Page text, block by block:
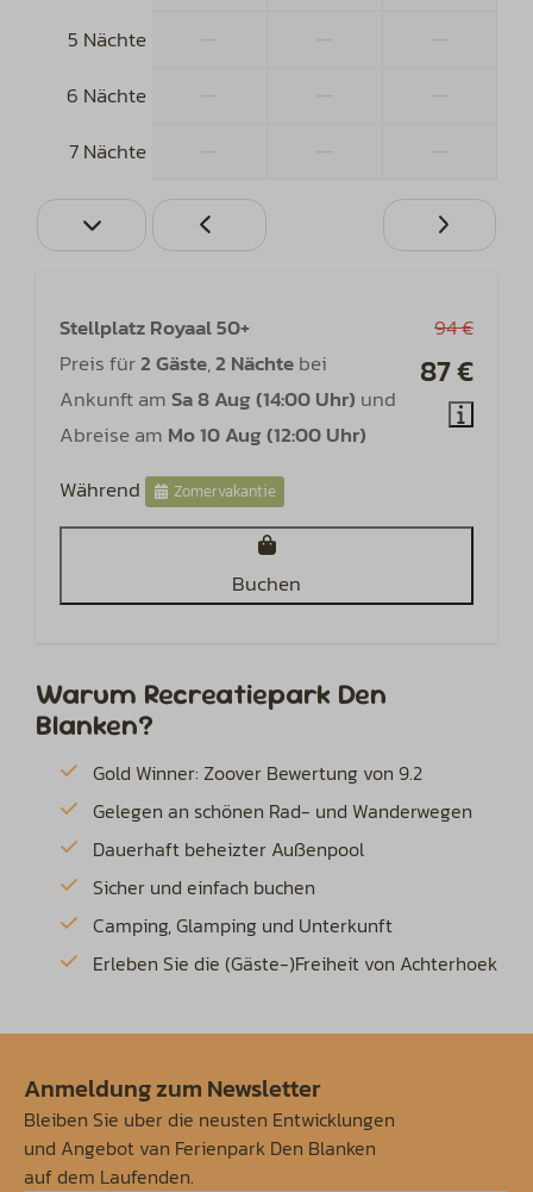
5 Nächte
6 Nächte
7 Nächte
94 €
87 €
Stellplatz Royaal 50+
Preis für2 Gäste,2 Nächtebei
Ankunft amSa 8 Aug (14:00 Uhr) und
Abreise am Mo 10 Aug (12:00 Uhr)
Während
Zomervakantie
Buchen
Warum Recreatiepark Den
Blanken?
Gold Winner: Zoover Bewertung von 9.2
Gelegen an schönen Rad- und Wanderwegen
Dauerhaft beheizter Außenpool
Sicher und einfach buchen
Camping, Glamping und Unterkunft
Erleben Sie die (Gäste-)Freiheit von Achterhoek
Anmeldung zum Newsletter
Bleiben Sie uber die neusten Entwicklungen
und Angebot van Ferienpark Den Blanken
auf dem Laufenden.